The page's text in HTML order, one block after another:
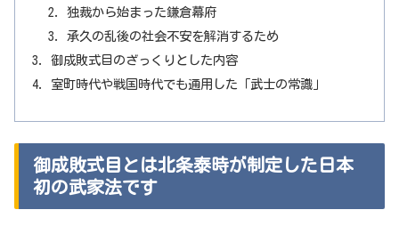
独裁から始まった鎌倉幕府
承久の乱後の社会不安を解消するため
御成敗式目のざっくりとした内容
室町時代や戦国時代でも通用した「武士の常識」
御成敗式目とは北条泰時が制定した日本
初の武家法です